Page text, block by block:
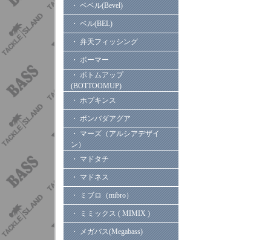
・ ベベル(Bevel)
・ ベル(BEL)
・ 弁天フィッシング
・ ボーマー
・ ボトムアップ
(BOTTOOMUP)
・ ホプキンス
・ ボンバダアグア
・ マーズ（アルシアデザイ
ン）
・ マドタチ
・ マドネス
・ ミブロ（mibro）
・ ミミックス ( MIMIX )
・ メガバス(Megabass)